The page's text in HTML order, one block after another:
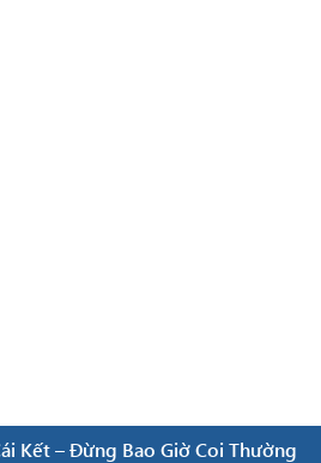
Kết – Đừng Bao Giờ Coi Thường